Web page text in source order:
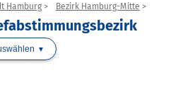
Hamburg Bezirk Hamburg-Mitte